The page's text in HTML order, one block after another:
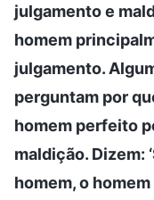
julgamento e
homem
julgamento.
perguntam por
homem perfeito
maldição. Dizem:
homem, o